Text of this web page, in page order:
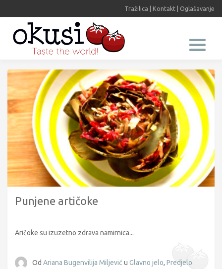
Tražilica Kontakt Oglašavanje
Punjene artičoke
Aričoke su izuzetno zdrava namirnica...
Od Ariana Bugenvilija Miljević u Glavno jelo, Predjelo